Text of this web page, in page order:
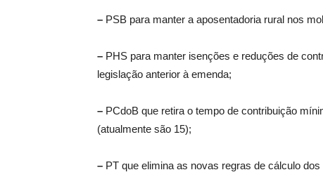
– PSB para manter a aposentadoria rural nos
– PHS para manter isenções e reduções de
legislação anterior à emenda;
– PCdoB que retira o tempo de contribuição
(atualmente são 15);
– PT que elimina as novas regras de cálculo